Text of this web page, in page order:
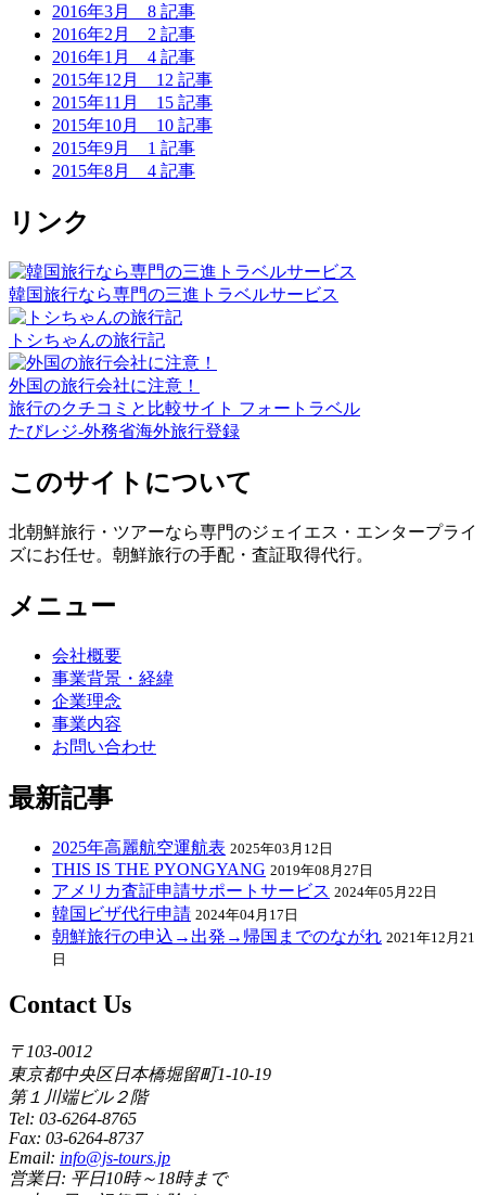
2016年3月 8 記事
2016年2月 2 記事
2016年1月 4 記事
2015年12月 12 記事
2015年11月 15 記事
2015年10月 10 記事
2015年9月 1 記事
2015年8月 4 記事
リンク
韓国旅行なら専門の三進トラベルサービス
トシちゃんの旅行記
外国の旅行会社に注意！
旅行のクチコミと比較サイト フォートラベル
たびレジ-外務省海外旅行登録
このサイトについて
北朝鮮旅行・ツアーなら専門のジェイエス・エンタープライ
ズにお任せ。朝鮮旅行の手配・査証取得代行。
メニュー
会社概要
事業背景・経緯
企業理念
事業内容
お問い合わせ
最新記事
2025年高麗航空運航表 2025年03月12日
THIS IS THE PYONGYANG 2019年08月27日
アメリカ査証申請サポートサービス 2024年05月22日
韓国ビザ代行申請 2024年04月17日
朝鮮旅行の申込→出発→帰国までのながれ 2021年12月21
日
Contact Us
〒103-0012
東京都中央区日本橋堀留町1-10-19
第１川端ビル２階
Tel: 03-6264-8765
Fax: 03-6264-8737
Email: info@js-tours.jp
営業日: 平日10時～18時まで